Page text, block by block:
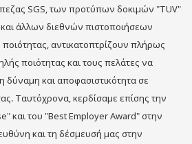
SGS, των προτύπων δοκιμών "TUV"
άλλων διεθνών πιστοποιήσεων
αντικατοπτρίζουν πλήρως
ποιότητας και τους πελάτες να
και αποφασιστικότητα σε
Ταυτόχρονα, κερδίσαμε επίσης την
και του "Best Employer Award" στην
και τη δέσμευσή μας στην